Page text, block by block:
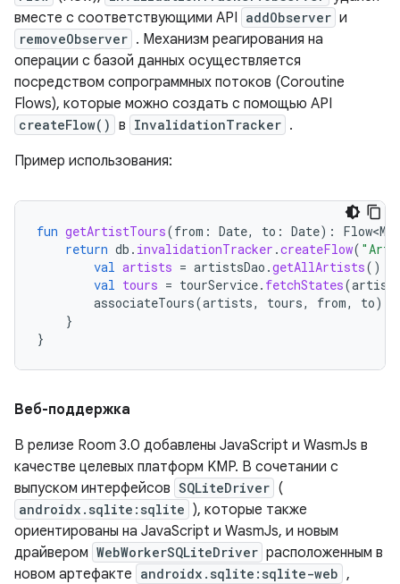
вместе с соответствующими API addObserver и
removeObserver . Механизм реагирования на
операции с базой данных осуществляется
посредством сопрограммных потоков (Coroutine
Flows), которые можно создать с помощью API
createFlow() в InvalidationTracker .
Пример использования:
fun getArtistTours(from : Date, to : Date):
return db . invalidationTracker .createFlow(
val artists = artistsDao .getAllArtists()
val tours = tourService. fetchStates(
associateTours(artists, tours, from, to)
}
}
Веб-поддержка
В релизе Room 3.0 добавлены JavaScript и WasmJs в
качестве целевых платформ KMP. В сочетании с
выпуском интерфейсов SQLiteDriver (
androidx.sqlite:sqlite ), которые также
ориентированы на JavaScript и WasmJs, и новым
драйвером WebWorkerSQLiteDriver расположенным в
новом артефакте androidx.sqlite:sqlite-web ,